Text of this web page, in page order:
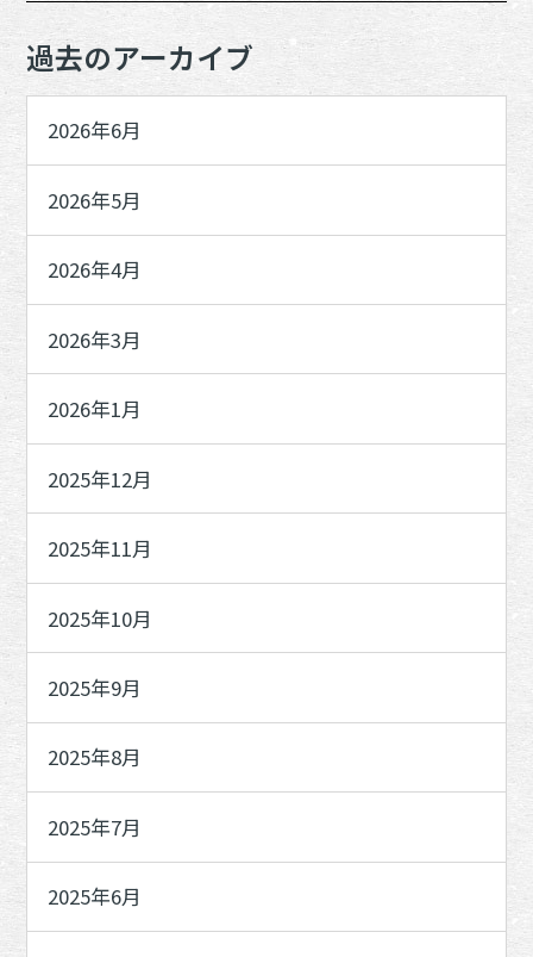
過去のアーカイブ
2026年6月
2026年5月
2026年4月
2026年3月
2026年1月
2025年12月
2025年11月
2025年10月
2025年9月
2025年8月
2025年7月
2025年6月